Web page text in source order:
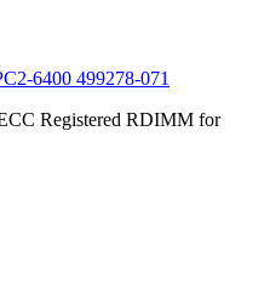
6400 499278-071
Registered RDIMM for